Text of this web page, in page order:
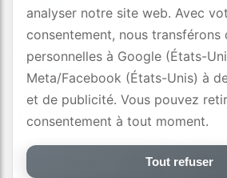
Refyn
cables
câbles audio
câbles hp
câbles secteur
analyser notre site web. Avec
consentement, nous transférons
personnelles à Google (États-
Meta/Facebook (États-Unis) à
et de publicité. Vous pouvez
consentement à tout moment.
Tout refuser